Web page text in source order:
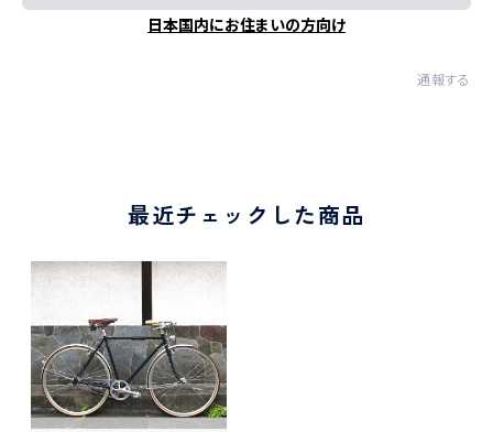
日本国内にお住まいの方向け
通報する
最近チェックした商品